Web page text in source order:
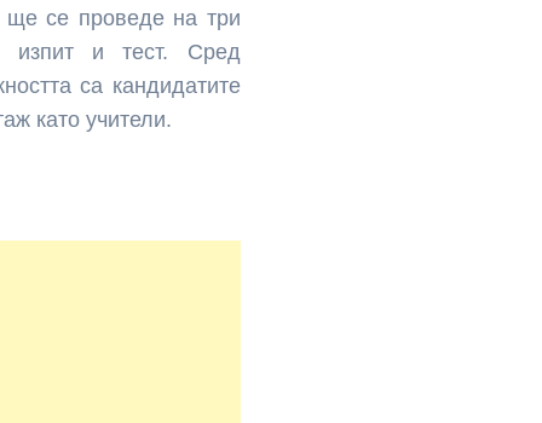
ще се проведе на три
изпит и тест. Сред
са кандидатите
като учители.